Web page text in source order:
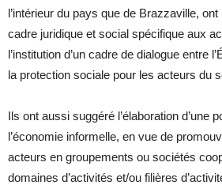
l’intérieur du pays que de Brazzaville,
cadre juridique et social spécifique aux
l’institution d’un cadre de dialogue entre
la protection sociale pour les acteurs du
Ils ont aussi suggéré l’élaboration d’une
l’économie informelle, en vue de
acteurs en groupements ou sociétés
domaines d’activités et/ou filières